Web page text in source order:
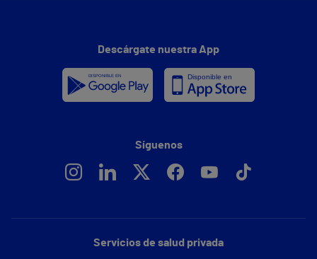
Servicios de salud privada
Descárgate nuestra App
Síguenos